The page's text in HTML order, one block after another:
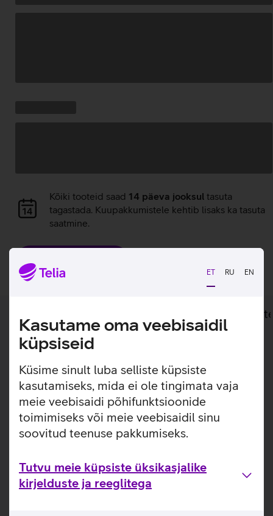
ET RU EN
Kasutame oma veebisaidil
küpsiseid
Küsime sinult luba selliste küpsiste
kasutamiseks, mida ei ole tingimata vaja
meie veebisaidi põhifunktsioonide
toimimiseks või meie veebisaidil sinu
soovitud teenuse pakkumiseks.
Tutvu meie küpsiste üksikasjalike
kirjelduste ja reeglitega
Andmete
laadimine
Kõiki tooteid saad 14 päeva jooksul tasuta
tagastada. Kuupakkumistele kehtib lisaks ka tasuta
saatmine.
Lisainfo
Plaadimängija lisaseade, mis võimaldab PlayStation 5 Pro
ja PlayStation 5 Slim Digital Edition konsoolil mängida
füüsilisi mänge ja meediat, mis on saadaval DVD või Blu-
Ray kujul.
Mängi PS5 mänge ja suurt valikut toetatud PS4 mänge.
Tutvu Sony PlayStation 5 Slim mängukonsooli
plaadilugeja omaduste ja kasutusviisidega tootja